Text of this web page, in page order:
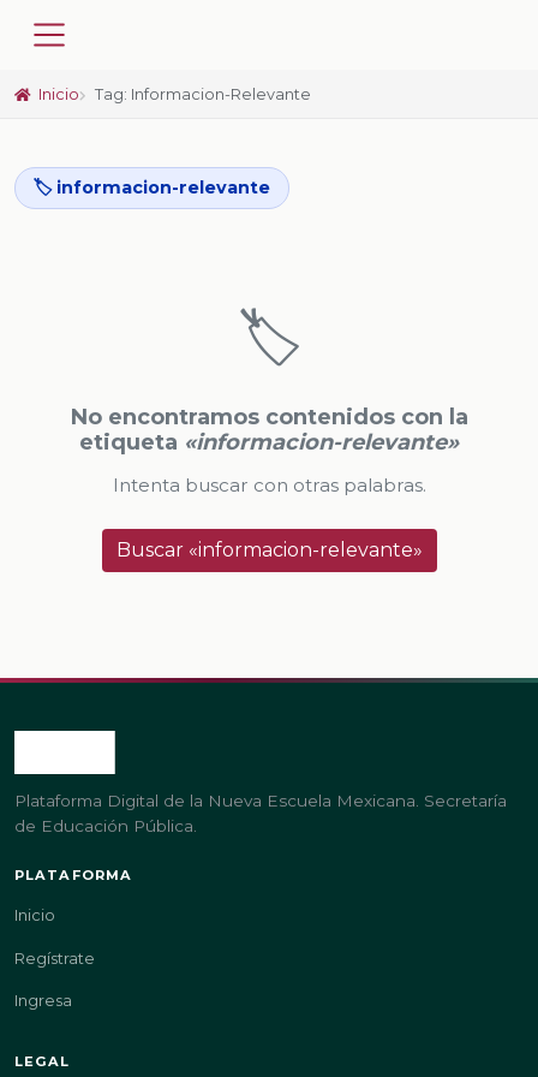
Inicio Tag: Informacion-Relevante
🏷️ informacion-relevante
🏷️
No encontramos contenidos con la
etiqueta «informacion-relevante»
Intenta buscar con otras palabras.
Buscar «informacion-relevante»
Plataforma Digital de la Nueva Escuela Mexicana. Secretaría
de Educación Pública.
PLATAFORMA
Inicio
Regístrate
Ingresa
LEGAL